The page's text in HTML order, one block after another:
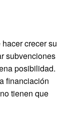
crecer su
subvenciones
posibilidad.
financiación
tienen que